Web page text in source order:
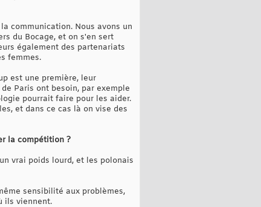
communication. Nous avons un
du Bocage, et on s'en sert
également des partenariats
femmes.
est une première, leur
Paris ont besoin, par exemple
pourrait faire pour les aider.
et dans ce cas là on vise des
la compétition ?
vrai poids lourd, et les polonais
sensibilité aux problèmes,
ils viennent.